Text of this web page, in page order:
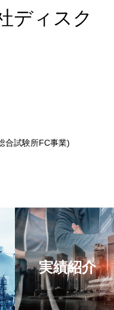
ディスク
合試験所FC事業)
実績紹介